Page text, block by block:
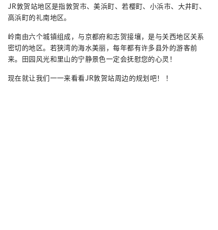
JR敦贺站地区是指敦贺市、美浜町、若樱町、小浜市、大井町、
高浜町的礼南地区。
岭南由六个城镇组成，与京都府和志贺接壤，是与关西地区关系
密切的地区。若狭湾的海水美丽，每年都有许多县外的游客前
来。田园风光和里山的宁静景色一定会抚慰您的心灵！
现在就让我们一一来看看JR敦贺站周边的规划吧！ ！